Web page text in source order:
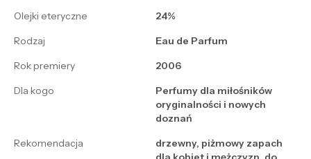
Olejki eteryczne
24%
Rodzaj
Eau de Parfum
Rok premiery
2006
Dla kogo
Perfumy dla miłośników
oryginalności i nowych
doznań
Rekomendacja
drzewny, piżmowy zapach